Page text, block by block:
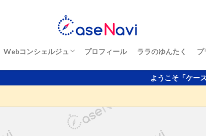
）
Webコンシェルジュ
Webコンシェルジュの利用事例
プロフィール ララのゆんたく プ
ようこそ「ケースナビ」へ！某有